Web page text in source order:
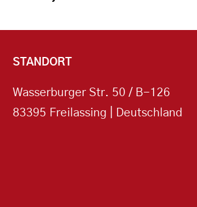
STANDORT
Wasserburger Str. 50 / B-126
83395 Freilassing | Deutschland